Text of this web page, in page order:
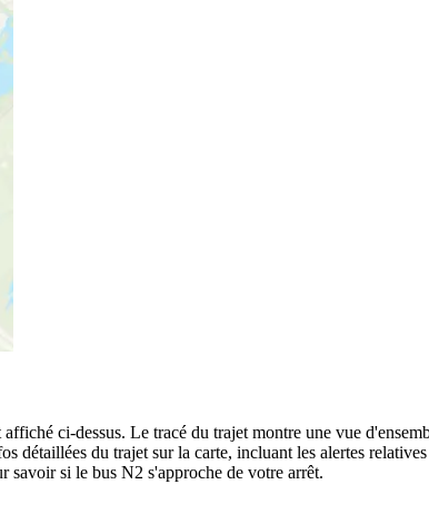
ci-dessus. Le tracé du trajet montre une vue
détaillées du trajet sur la carte, incluant les alertes
savoir si le bus N2 s'approche de votre arrêt.